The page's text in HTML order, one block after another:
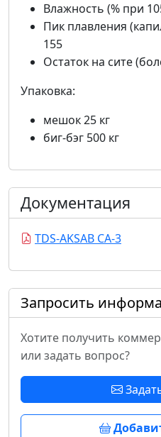
Влажность (% при
Пик плавления
155
Остаток на сите
Упаковка:
мешок 25 кг
биг-бэг 500 кг
Документация
TDS-AKSAB CA-3
Запросить
Хотите получить
или задать вопрос?